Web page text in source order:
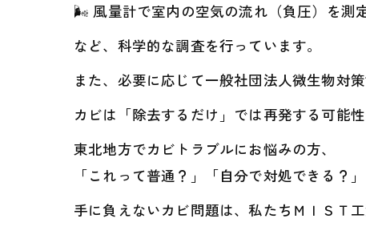
🌬️ 風量計で室内の空気の流れ（負圧）を測
など、科学的な調査を行っています。
また、必要に応じて一般社団法人微生物対
カビは「除去するだけ」では再発する可能
東北地方でカビトラブルにお悩みの方、
「これって普通？」「自分で対処できる？
手に負えないカビ問題は、私たちＭＩＳＴ